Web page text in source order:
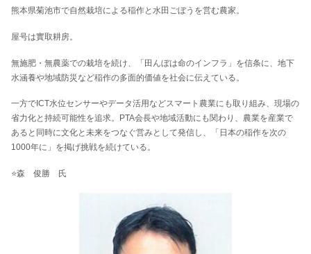
熊本県菊池市で自然栽培による稲作と水田ごぼうを営む農家。
屋号は實取耕房。
無施肥・無農薬での栽培を続け、「田んぼは命のインフラ」を信条に、地下
水涵養や地域防災など稲作の多面的価値を社会に伝えている。
一方でICT水位センサーやデータ活用などスマート農業にも取り組み、現場の
省力化と持続可能性を追求。PTA会長や地域活動にも関わり、農業を産業で
あると同時に文化と未来をつなぐ営みとして発信し、「日本の稲作を次の
1000年に」を掲げ挑戦を続けている。
⭐森 俊勝 氏